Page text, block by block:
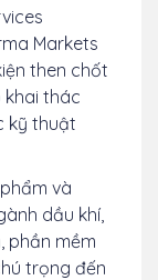
Markets
then chốt
thác
kỹ thuật
và
dầu khí,
phần mềm
trọng đến